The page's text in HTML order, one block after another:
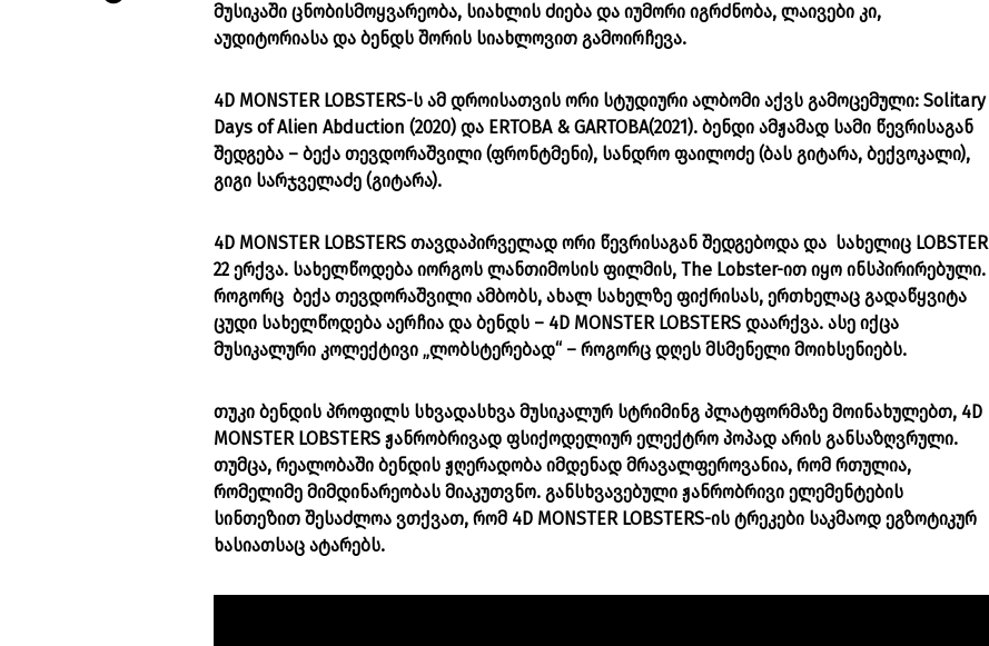
მუსიკაში ცნობისმოყვარეობა, სიახლის ძიება და იუმორი იგრძნობა, ლაივები კი,
აუდიტორიასა და ბენდს შორის სიახლოვით გამოირჩევა.
4D MONSTER LOBSTERS-ს ამ დროისათვის ორი სტუდიური ალბომი აქვს გამოცემული: Solitary
Days of Alien Abduction (2020) და ERTOBA & GARTOBA(2021). ბენდი ამჟამად სამი წევრისაგან
შედგება – ბექა თევდორაშვილი (ფრონტმენი), სანდრო ფაილოძე (ბას გიტარა, ბექვოკალი),
გიგი სარჯველაძე (გიტარა).
4D MONSTER LOBSTERS თავდაპირველად ორი წევრისაგან შედგებოდა და სახელიც LOBSTER
22 ერქვა. სახელწოდება იორგოს ლანთიმოსის ფილმის, The Lobster-ით იყო ინსპირირებული.
როგორც ბექა თევდორაშვილი ამბობს, ახალ სახელზე ფიქრისას, ერთხელაც გადაწყვიტა
ცუდი სახელწოდება აერჩია და ბენდს – 4D MONSTER LOBSTERS დაარქვა. ასე იქცა
მუსიკალური კოლექტივი „ლობსტერებად“ – როგორც დღეს მსმენელი მოიხსენიებს.
თუკი ბენდის პროფილს სხვადასხვა მუსიკალურ სტრიმინგ პლატფორმაზე მოინახულებთ, 4D
MONSTER LOBSTERS ჟანრობრივად ფსიქოდელიურ ელექტრო პოპად არის განსაზღვრული.
თუმცა, რეალობაში ბენდის ჟღერადობა იმდენად მრავალფეროვანია, რომ რთულია,
რომელიმე მიმდინარეობას მიაკუთვნო. განსხვავებული ჟანრობრივი ელემენტების
სინთეზით შესაძლოა ვთქვათ, რომ 4D MONSTER LOBSTERS-ის ტრეკები საკმაოდ ეგზოტიკურ
ხასიათსაც ატარებს.